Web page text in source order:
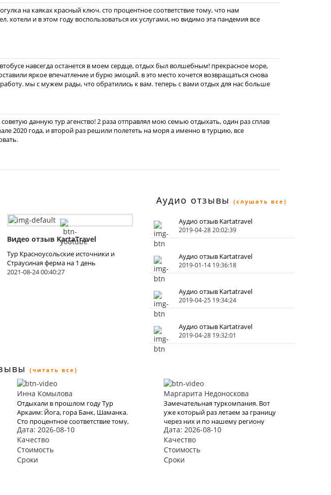
на каяках красный ключ. сто процентное соответствие тому, что нам
хотели и в этом году воспользоваться их услугами, но видимо эта пандемия все
навсегда останется в моем сердце, отдых был волшебным! прекрасное море,
яркое впечатление и бурю эмоций. в это место хочется возвращаться снова
мы с мужем рады, что обратились к вам. теперь с вами отдых для нас больше
данную тур агенство! 2 раза отправлял мою семью отдыхать, один раз сплав
2020 года, и второй раз решили полететь на моря а именно в турцию, все
Аудио отзывы (слушать все)
Видео отзыв KartaTravel
Тур Красноусольские источники и
Страусиная ферма на 1 день
2021-08-24 00:40:27
Аудио отзыв Kartatravel
2019-04-28 20:02:39
Аудио отзыв Kartatravel
2019-01-14 19:36:18
Аудио отзыв Kartatravel
2019-04-25 19:34:24
Аудио отзыв Kartatravel
2019-04-28 19:32:01
(читать все)
Инна Комылова
Отдыхали в прошлом году Тур
Аркаим: Йога, гора Банк, Шаманка.
Сто процентное соответствие тому,
что нам задекларировали в
КартаТревел. Хотели и в этом году
воспользоваться их услугами, но
видимо эта пандемия все испортит.
Дата: 2026-08-10
Качество
Стоимость
Сроки
Маргарита Недоноскова
Замечательная туркомпания. Вот
уже который раз летаем за границу
через них и по нашему региону
ездим, любим и активный отдых на
пару дней. И в этот раз тоже купили
очередной тур через них. Вежливый
персонал , дружественный
коллектив. Быстро и моментально
Дата: 2026-08-10
Качество
Стоимость
Сроки